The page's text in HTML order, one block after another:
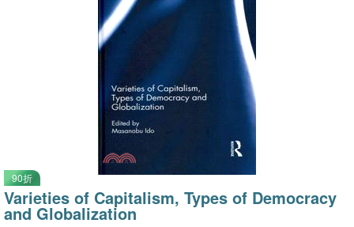
90折
Varieties of Capitalism, Types of Democracy
and Globalization